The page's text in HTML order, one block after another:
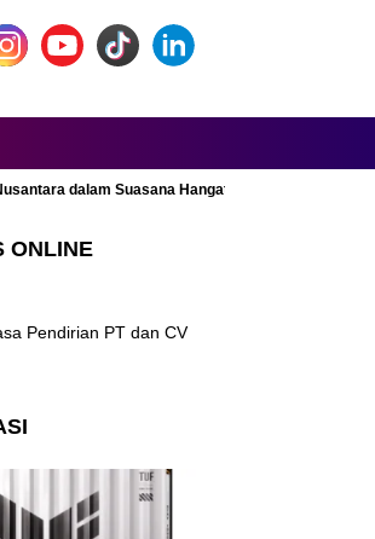
dalam Suasana Hangat dan Nyaman
ONLINE
Pendirian PT dan CV